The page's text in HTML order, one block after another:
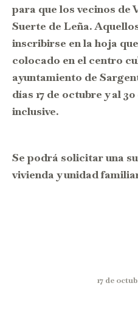
para que los vecinos de
Suerte de Leña.
inscribirse en la hoja
colocado en el centro
ayuntamiento de
días 17 de octubre y al
inclusive.
Se podrá solicitar una
vivienda y unidad
17 de